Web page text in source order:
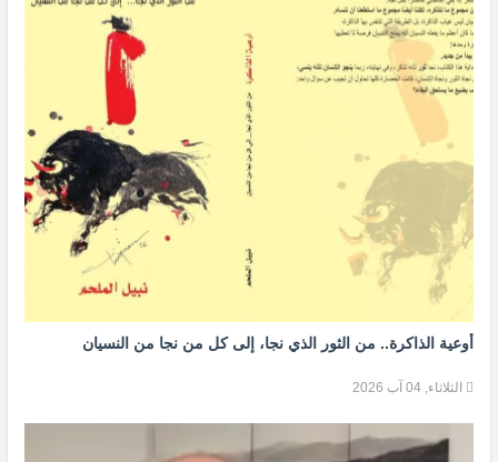
أوعية الذاكرة.. من الثور الذي نجا، إلى كل من نجا من النسيان
الثلاثاء, 04 آب 2026